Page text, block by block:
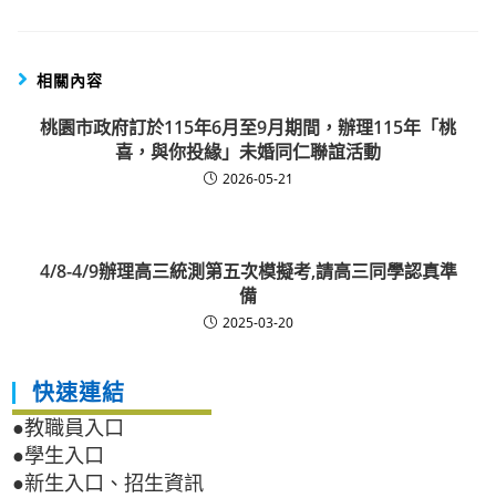
相關內容
桃園市政府訂於115年6月至9月期間，辦理115年「桃
喜，與你投緣」未婚同仁聯誼活動
2026-05-21
4/8-4/9辦理高三統測第五次模擬考,請高三同學認真準
備
2025-03-20
快速連結
●教職員入口
●學生入口
●新生入口、招生資訊